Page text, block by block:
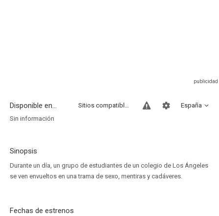
Disponible en... España
Sitios compatibles
Sin información
Sinopsis
Durante un día, un grupo de estudiantes de un colegio de Los Ángeles
se ven envueltos en una trama de sexo, mentiras y cadáveres.
Fechas de estrenos